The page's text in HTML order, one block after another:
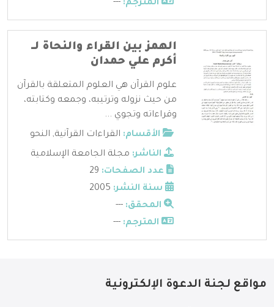
المترجم: ---
الهمز بين القراء والنحاة لــ
أكرم علي حمدان
علوم القرآن هي العلوم المتعلقة بالقرآن
من حيث نزوله وترتيبه، وجمعه وكتابته،
وقراءاته وتجوي ...
الأقسام: القراءات القرآنية, النحو
الناشر: مجلة الجامعة الإسلامية
عدد الصفحات:
سنة النشر:
المحقق: ---
المترجم: ---
مواقع لجنة الدعوة الإلكترونية